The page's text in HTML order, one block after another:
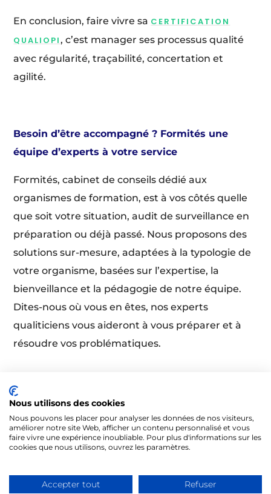
En conclusion, faire vivre sa CERTIFICATION
QUALIOPI , c’est manager ses processus qualité
avec régularité, traçabilité, concertation et
agilité.
Besoin d’être accompagné ? Formités une
équipe d’experts à votre service
Formités, cabinet de conseils dédié aux
organismes de formation, est à vos côtés quelle
que soit votre situation, audit de surveillance en
préparation ou déjà passé. Nous proposons des
solutions sur-mesure, adaptées à la typologie de
votre organisme, basées sur l’expertise, la
bienveillance et la pédagogie de notre équipe.
Dites-nous où vous en êtes, nos experts
qualiticiens vous aideront à vous préparer et à
résoudre vos problématiques.
Nous utilisons des cookies
Nous pouvons les placer pour analyser les données de nos visiteurs,
améliorer notre site Web, afficher un contenu personnalisé et vous
faire vivre une expérience inoubliable. Pour plus d'informations sur les
cookies que nous utilisons, ouvrez les paramètres.
Accepter tout Refuser